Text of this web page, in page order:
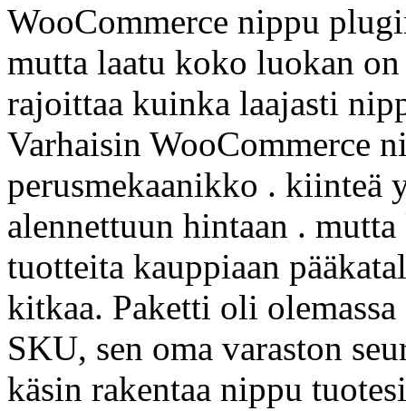
WooCommerce nippu
mutta laatu koko luokan
rajoittaa kuinka laajasti
Varhaisin WooCommerce
perusmekaanikko . kiinteä
alennettuun hintaan .
tuotteita kauppiaan
kitkaa. Paketti oli
SKU, sen oma varaston
käsin rakentaa nippu